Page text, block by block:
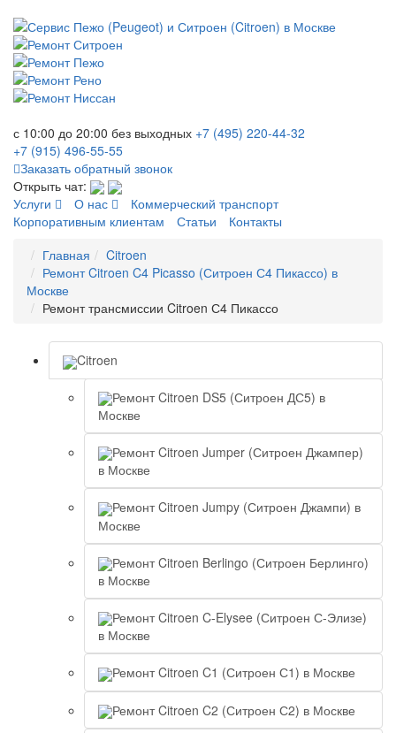
с 10:00 до 20:00 без выходных +7 (495) 220-44-32
+7 (915) 496-55-55
Заказать обратный звонок
Открыть чат:
Услуги
О нас
Коммерческий транспорт
Корпоративным клиентам
Статьи
Контакты
Главная
Citroen
Ремонт Citroen C4 Picasso (Ситроен С4 Пикассо) в
Москве
Ремонт трансмиссии Citroen С4 Пикассо
Citroen
Ремонт Citroen DS5 (Ситроен ДС5) в
Москве
Ремонт Citroen Jumper (Ситроен Джампер)
в Москве
Ремонт Citroen Jumpy (Ситроен Джампи) в
Москве
Ремонт Citroen Berlingo (Ситроен Берлинго)
в Москве
Ремонт Citroen C-Elysee (Ситроен С-Элизе)
в Москве
Ремонт Citroen C1 (Ситроен С1) в Москве
Ремонт Citroen C2 (Ситроен С2) в Москве